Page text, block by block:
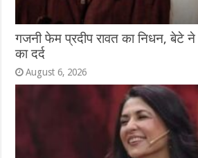
गजनी फेम प्रदीप रावत का निधन, बेटे ने
का दर्द
August 6, 2026